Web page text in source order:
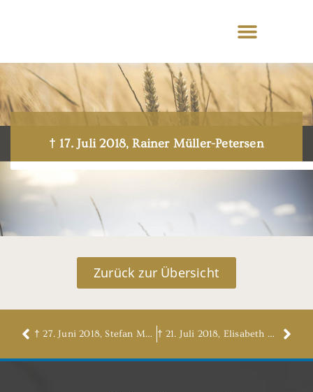
† 17. Juli 2018, Rainer Müller-Petersen
Zurück zur Übersicht
† 27. Juni 2018, Stefan Müller † 21. Juli 2018, Elisabeth Korb, geb. Corbelin